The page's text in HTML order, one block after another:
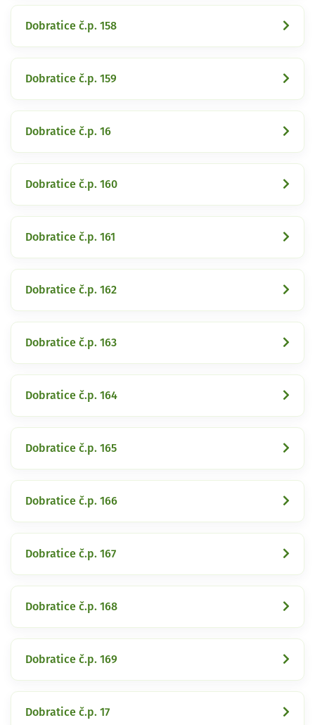
Dobratice č.p. 158
Dobratice č.p. 159
Dobratice č.p. 16
Dobratice č.p. 160
Dobratice č.p. 161
Dobratice č.p. 162
Dobratice č.p. 163
Dobratice č.p. 164
Dobratice č.p. 165
Dobratice č.p. 166
Dobratice č.p. 167
Dobratice č.p. 168
Dobratice č.p. 169
Dobratice č.p. 17